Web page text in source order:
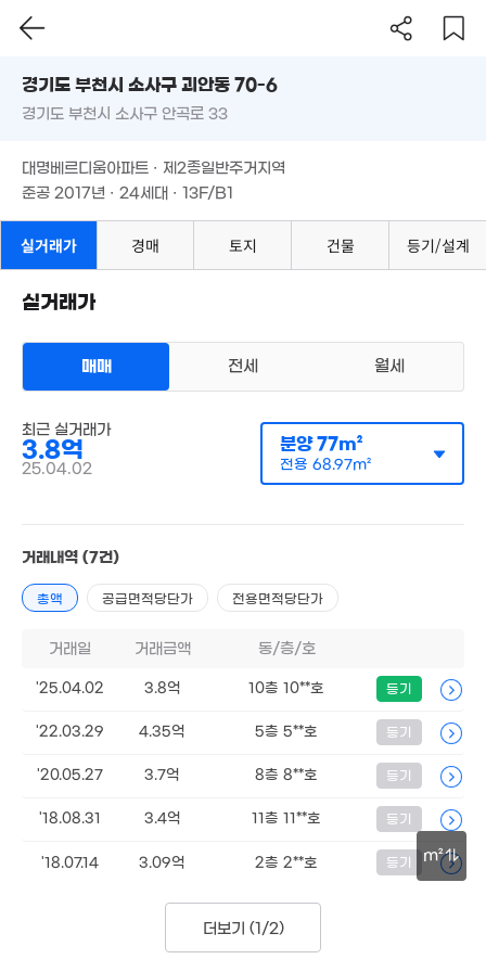
1.48억
71m²
3.7억
1.98억
매매 3억 8000만원
/전용69m²
9,000만
60m²
37m²
53m²
58m²
5.8억
1.5억
2.2억
1.9억
11.5억
'17. 12
5.5억
2.6억
'06. 09
필터 매물 탐색
경기도 부천시 소사구 괴안동 70-6
준공 2017년 · 24세대 · 13F/B1
m²
경기도 부천시 소사구 괴안동 70-6
경기도 부천시 소사구 안곡로 33
대명베르디움아파트 · 제2종일반주거지역
준공 2017년 · 24세대 · 13F/B1
실거래가 경매 토지 건물 등기/설계
실거래가
매매 전세 월세
최근 실거래가
3.8억
25.04.02
분양77m²
전용 68.97m²
거래내역 (7건)
총액 공급면적당단가 전용면적당단가
거래일 거래금액 동/층/호
'25.04.02 3.8억 10층 10**호 등기
'22.03.29 4.35억 5층 5**호 등기
'20.05.27 3.7억 8층 8**호 등기
'18.08.31 3.4억 11층 11**호 등기
'18.07.14 3.09억 2층 2**호 등기
더보기 (1/2)